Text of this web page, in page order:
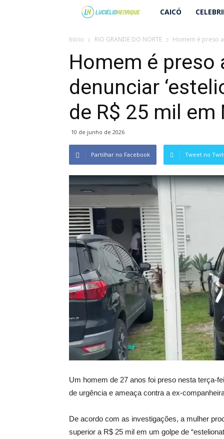
Lucielio
Henrique
CAICÓ
Início RIO GRANDE DO NORTE Homem é preso
Homem é preso
denunciar
de R$ 25 mil em
10 de junho de 2026
Partilhar no Facebook Tweet no
Um homem de 27 anos foi preso nesta terça-
de urgência e ameaça contra a ex-
De acordo com as investigações, a mulher
superior a R$ 25 mil em um golpe de